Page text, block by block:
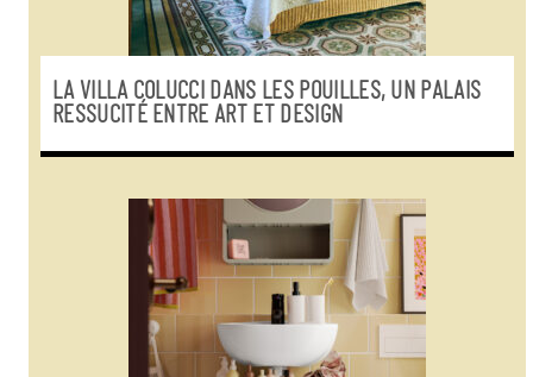
LA VILLA COLUCCI DANS LES POUILLES, UN PALAIS
RESSUCITÉ ENTRE ART ET DESIGN